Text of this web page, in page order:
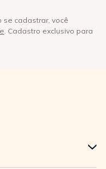
se cadastrar, você
. Cadastro exclusivo para
+